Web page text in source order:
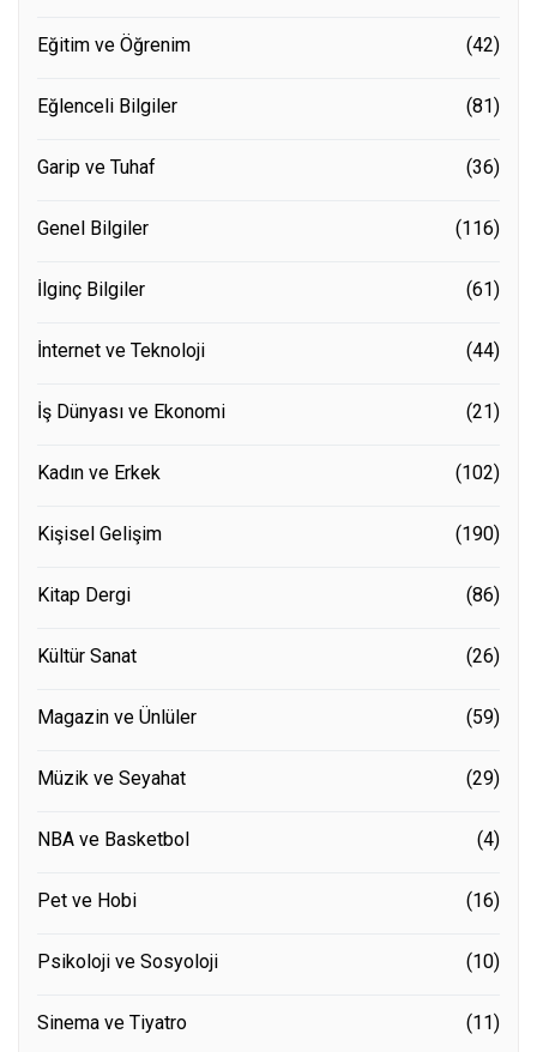
Eğitim ve Öğrenim (42)
Eğlenceli Bilgiler (81)
Garip ve Tuhaf (36)
Genel Bilgiler (116)
İlginç Bilgiler (61)
İnternet ve Teknoloji (44)
İş Dünyası ve Ekonomi (21)
Kadın ve Erkek (102)
Kişisel Gelişim (190)
Kitap Dergi (86)
Kültür Sanat (26)
Magazin ve Ünlüler (59)
Müzik ve Seyahat (29)
NBA ve Basketbol (4)
Pet ve Hobi (16)
Psikoloji ve Sosyoloji (10)
Sinema ve Tiyatro (11)